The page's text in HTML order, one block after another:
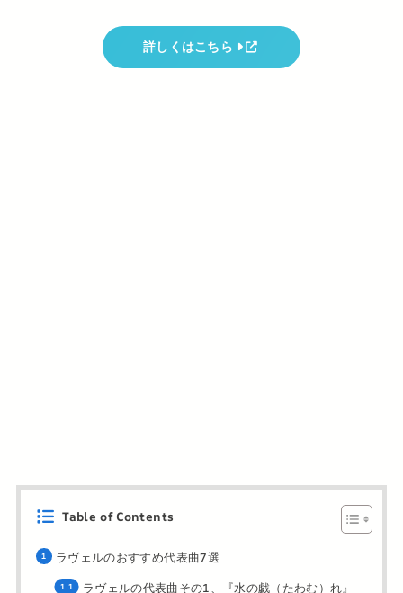
詳しくはこちら
Table of Contents
ラヴェルのおすすめ代表曲7選
ラヴェルの代表曲その1、『水の戯（たわむ）れ』